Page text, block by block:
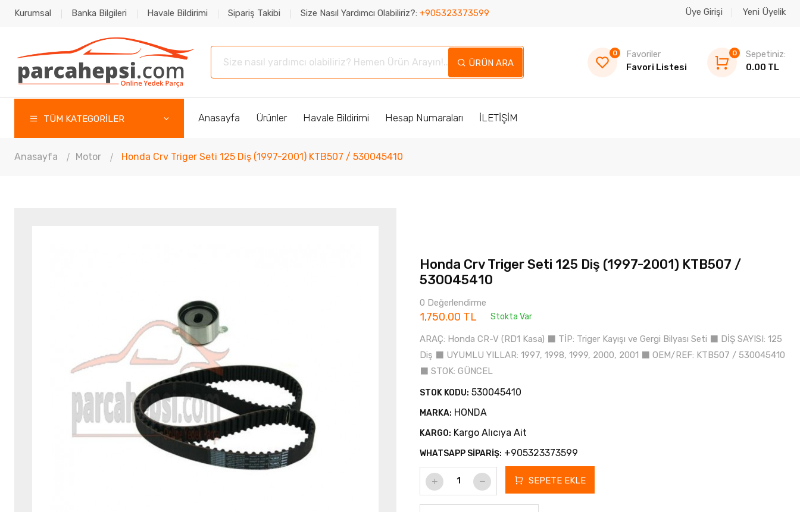
Kurumsal Banka Bilgileri Havale Bildirimi Sipariş Takibi Size Nasıl Yardımcı Olabiliriz?: +905323373599 Üye Girişi Yeni Üyelik
ÜRÜN ARA
0
Favoriler
Favori Listesi
0
Sepetiniz:
0.00 TL
TÜM KATEGORİLER Anasayfa Ürünler Havale Bildirimi Hesap Numaraları İLETİŞİM
Anasayfa Motor Honda Crv Triger Seti 125 Diş (1997-2001) KTB507 / 530045410
Honda Crv Triger Seti 125 Diş (1997-2001) KTB507 /
530045410
0 Değerlendirme
1,750.00 TL Stokta Var
ARAÇ: Honda CR-V (RD1 Kasa) ⬛ TİP: Triger Kayışı ve Gergi Bilyası Seti ⬛ DİŞ SAYISI: 125
Diş ⬛ UYUMLU YILLAR: 1997, 1998, 1999, 2000, 2001 ⬛ OEM/REF: KTB507 / 530045410
⬛ STOK: GÜNCEL
STOK KODU: 530045410
MARKA: HONDA
KARGO: Kargo Alıcıya Ait
WHATSAPP SİPARİŞ: +905323373599
SEPETE EKLE